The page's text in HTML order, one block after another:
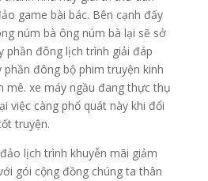
game bài bác. Bên cạnh đấy
núm bà ông núm bà lại sẽ sở
phần đông lịch trình giải đáp
phần đông bộ phim truyện kinh
mê. xe máy ngầu đang thực thụ
việc càng phổ quát này khi đổi
truyện.
lịch trình khuyễn mãi giảm
gói cộng đồng chúng ta thân